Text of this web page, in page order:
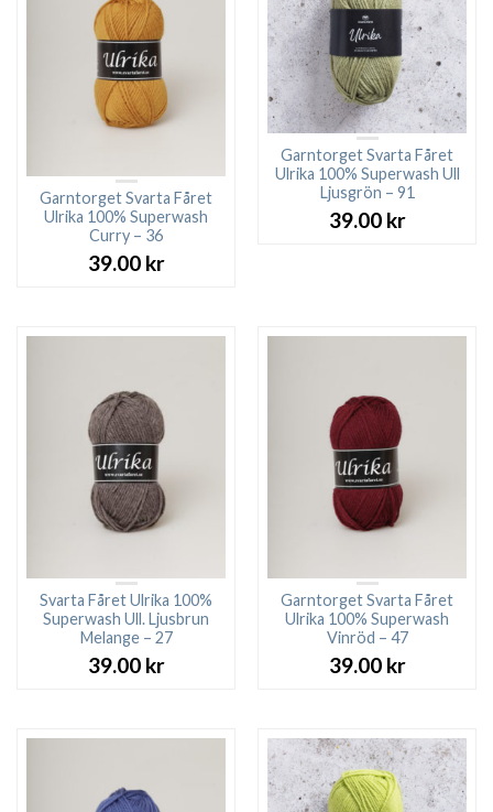
Garntorget Svarta Fåret
Ulrika 100% Superwash
Curry – 36
39.00 kr
Garntorget Svarta Fåret
Ulrika 100% Superwash Ull
Ljusgrön – 91
39.00 kr
Svarta Fåret Ulrika 100%
Superwash Ull. Ljusbrun
Melange – 27
39.00 kr
Garntorget Svarta Fåret
Ulrika 100% Superwash
Vinröd – 47
39.00 kr